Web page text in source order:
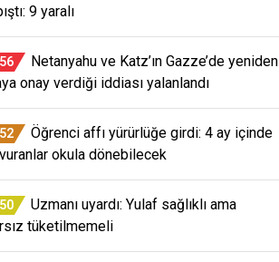
9 yaralı
Netanyahu ve Katz’ın Gazze’de yeniden
onay verdiği iddiası yalanlandı
Öğrenci affı yürürlüğe girdi: 4 ay içinde
okula dönebilecek
Uzmanı uyardı: Yulaf sağlıklı ama
tüketilmemeli